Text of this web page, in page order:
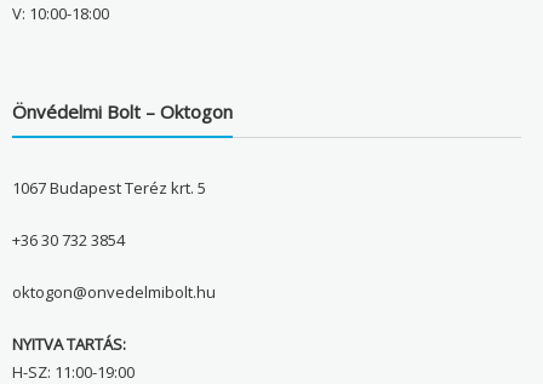
V: 10:00-18:00
Önvédelmi Bolt – Oktogon
1067 Budapest Teréz krt. 5
+36 30 732 3854
oktogon@onvedelmibolt.hu
NYITVA TARTÁS:
H-SZ: 11:00-19:00